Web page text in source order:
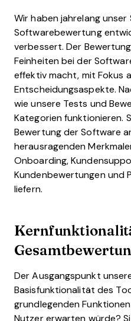
Wir haben jahrelang unser
Softwarebewertung
verbessert. Der
Feinheiten bei der
effektiv macht, mit Fokus
Entscheidungsaspekte.
wie unsere Tests und
Kategorien funktionieren.
Bewertung der Software
herausragenden
Onboarding,
Kundenbewertungen und
liefern.
Der Ausgangspunkt
Basisfunktionalität des
grundlegenden
Nutzer erwarten würde?